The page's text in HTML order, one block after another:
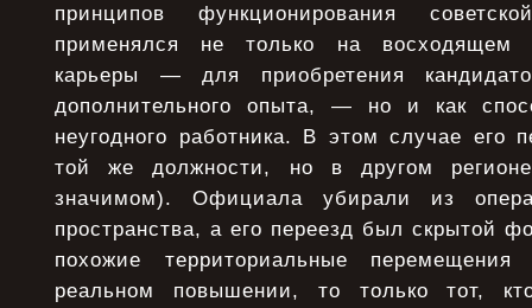
принципов функционирования
применялся не только на восходящем
карьеры — для приобретения
дополнительного опыта, — но и как
неугодного работника. В этом случае его
той же должности, но в другом
значимом). Официала убирали из
пространства, а его переезд был скрытой
похожие территориальные
реальном повышении, то только тот,